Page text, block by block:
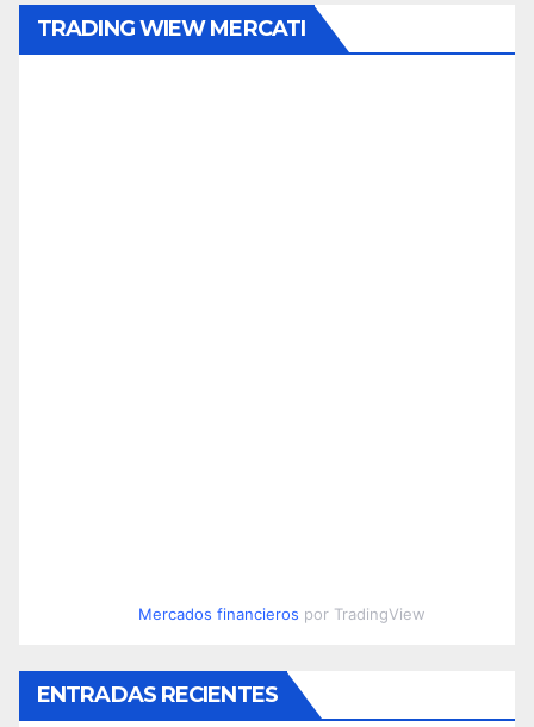
TRADING WIEW MERCATI
Mercados financieros por TradingView
ENTRADAS RECIENTES